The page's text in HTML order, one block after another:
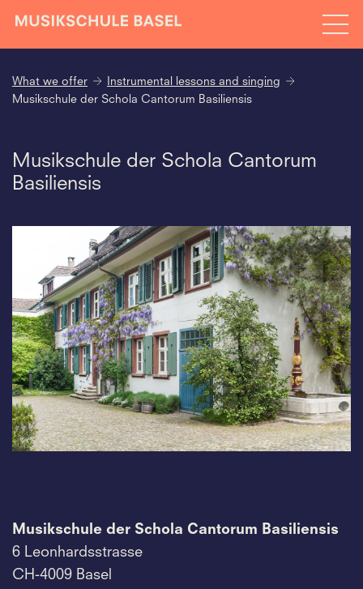
What we offer
Instrumental lessons and singing
Musikschule der Schola Cantorum Basiliensis
Musikschule der Schola Cantorum
Basiliensis
Musikschule der Schola Cantorum Basiliensis
6 Leonhardsstrasse
CH-4009 Basel